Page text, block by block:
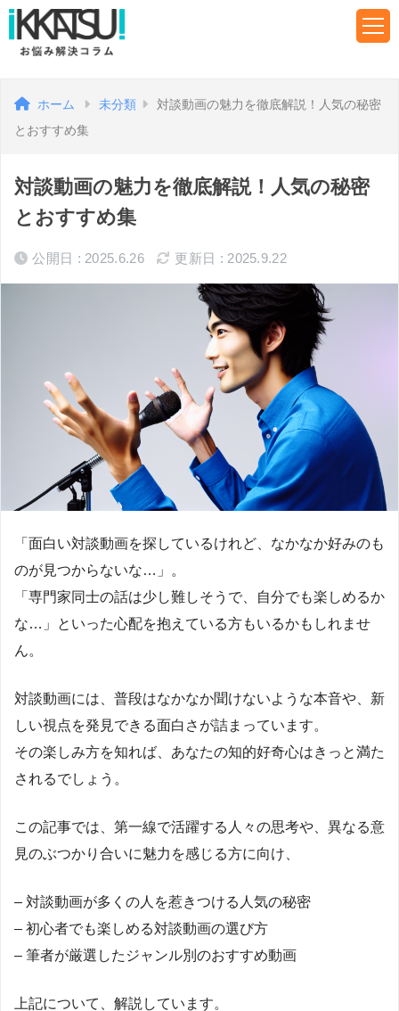
ホーム 未分類
対談動画の魅力を徹底解説！人気の秘密
とおすすめ集
対談動画の魅力を徹底解説！人気の秘密
とおすすめ集
公開日 : 2025.6.26 更新日 : 2025.9.22
「面白い対談動画を探しているけれど、なかなか好みのも
のが見つからないな…」。
「専門家同士の話は少し難しそうで、自分でも楽しめるか
な…」といった心配を抱えている方もいるかもしれませ
ん。
対談動画には、普段はなかなか聞けないような本音や、新
しい視点を発見できる面白さが詰まっています。
その楽しみ方を知れば、あなたの知的好奇心はきっと満た
されるでしょう。
この記事では、第一線で活躍する人々の思考や、異なる意
見のぶつかり合いに魅力を感じる方に向け、
– 対談動画が多くの人を惹きつける人気の秘密
– 初心者でも楽しめる対談動画の選び方
– 筆者が厳選したジャンル別のおすすめ動画
上記について、解説しています。